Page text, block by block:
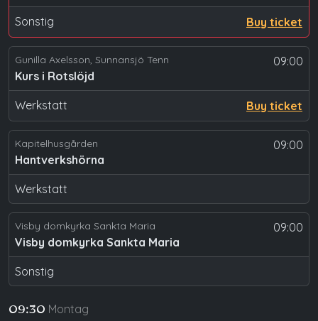
Sonstig Buy ticket
09:00
Gunilla Axelsson, Sunnansjö Tenn
Kurs i Rotslöjd
Werkstatt Buy ticket
09:00
Kapitelhusgården
Hantverkshörna
Werkstatt
09:00
Visby domkyrka Sankta Maria
Visby domkyrka Sankta Maria
Sonstig
09:30 Montag